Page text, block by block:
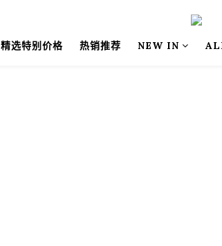
精选特别价格 热销推荐 NEW IN